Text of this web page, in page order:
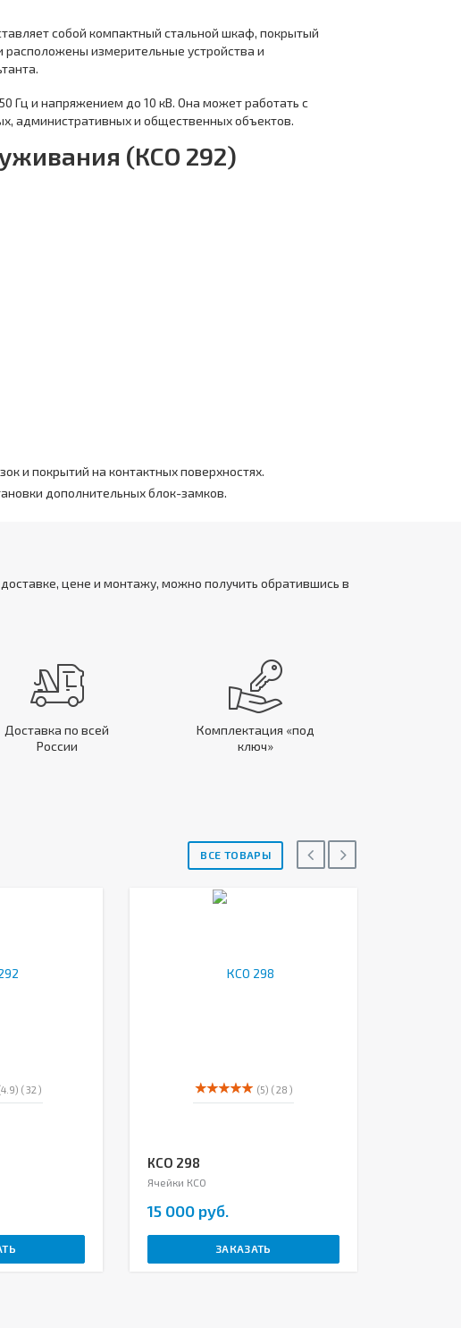
собой компактный стальной шкаф, покрытый
измерительные устройства и
Гц и напряжением до 10 кВ. Она может работать с
административных и общественных объектов.
(КСО 292)
и покрытий на контактных поверхностях.
дополнительных блок-замков.
цене и монтажу, можно получить обратившись в
Доставка по всей
России
Комплектация «под
ключ»
ВСЕ ТОВАРЫ
( 32 ) (5) ( 28 )
КСО 298
Ячейки КСО
15 000 руб.
ЗАКАЗАТЬ